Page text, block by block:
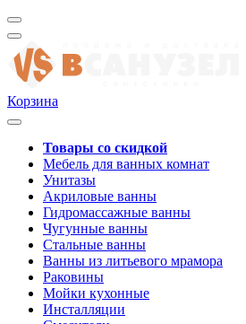
Корзина
Товары со скидкой
Мебель для ванных комнат
Унитазы
Акриловые ванны
Гидромассажные ванны
Чугунные ванны
Стальные ванны
Ванны из литьевого мрамора
Раковины
Мойки кухонные
Инсталляции